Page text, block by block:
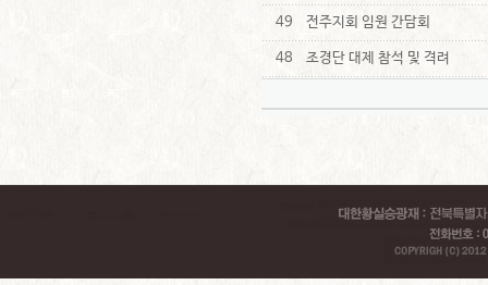
49 전주지회 임원 간담회
48 조경단 대제 참석 및 격려